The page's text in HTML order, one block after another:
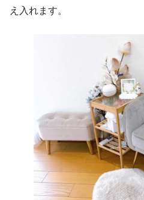
え入れます。